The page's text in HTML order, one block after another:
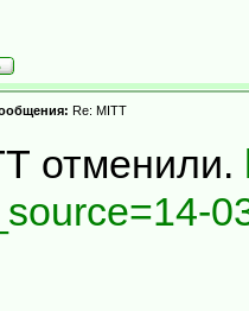
Re: MITT
отменили.